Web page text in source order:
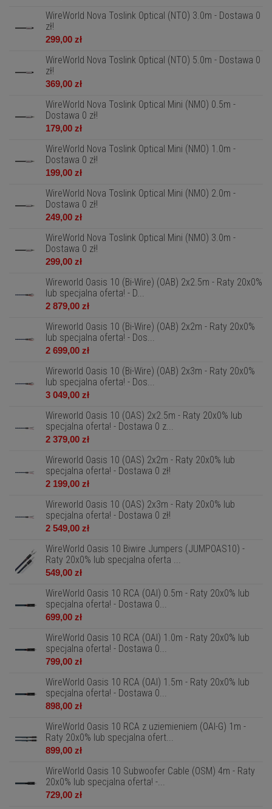
WireWorld Nova Toslink Optical (NTO) 3.0m - Dostawa 0
zł!
299,00 zł
WireWorld Nova Toslink Optical (NTO) 5.0m - Dostawa 0
zł!
369,00 zł
WireWorld Nova Toslink Optical Mini (NMO) 0.5m -
Dostawa 0 zł!
179,00 zł
WireWorld Nova Toslink Optical Mini (NMO) 1.0m -
Dostawa 0 zł!
199,00 zł
WireWorld Nova Toslink Optical Mini (NMO) 2.0m -
Dostawa 0 zł!
249,00 zł
WireWorld Nova Toslink Optical Mini (NMO) 3.0m -
Dostawa 0 zł!
299,00 zł
Wireworld Oasis 10 (Bi-Wire) (OAB) 2x2.5m - Raty 20x0%
lub specjalna oferta! - D...
2 879,00 zł
Wireworld Oasis 10 (Bi-Wire) (OAB) 2x2m - Raty 20x0%
lub specjalna oferta! - Dos...
2 699,00 zł
Wireworld Oasis 10 (Bi-Wire) (OAB) 2x3m - Raty 20x0%
lub specjalna oferta! - Dos...
3 049,00 zł
Wireworld Oasis 10 (OAS) 2x2.5m - Raty 20x0% lub
specjalna oferta! - Dostawa 0 z...
2 379,00 zł
Wireworld Oasis 10 (OAS) 2x2m - Raty 20x0% lub
specjalna oferta! - Dostawa 0 zł!
2 199,00 zł
Wireworld Oasis 10 (OAS) 2x3m - Raty 20x0% lub
specjalna oferta! - Dostawa 0 zł!
2 549,00 zł
WireWorld Oasis 10 Biwire Jumpers (JUMPOAS10) -
Raty 20x0% lub specjalna oferta ...
549,00 zł
WireWorld Oasis 10 RCA (OAI) 0.5m - Raty 20x0% lub
specjalna oferta! - Dostawa 0...
699,00 zł
WireWorld Oasis 10 RCA (OAI) 1.0m - Raty 20x0% lub
specjalna oferta! - Dostawa 0...
799,00 zł
WireWorld Oasis 10 RCA (OAI) 1.5m - Raty 20x0% lub
specjalna oferta! - Dostawa 0...
898,00 zł
WireWorld Oasis 10 RCA z uziemieniem (OAI-G) 1m -
Raty 20x0% lub specjalna ofert...
899,00 zł
WireWorld Oasis 10 Subwoofer Cable (OSM) 4m - Raty
20x0% lub specjalna oferta! -...
729,00 zł